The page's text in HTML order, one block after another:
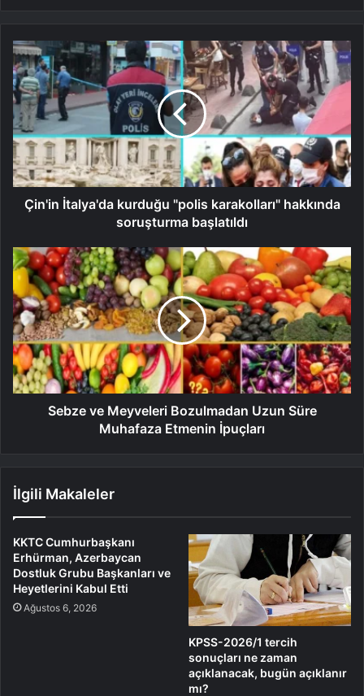
Çin'in İtalya'da kurduğu "polis karakolları" hakkında
soruşturma başlatıldı
Sebze ve Meyveleri Bozulmadan Uzun Süre
Muhafaza Etmenin İpuçları
İlgili Makaleler
KKTC Cumhurbaşkanı
Erhürman, Azerbaycan
Dostluk Grubu Başkanları ve
Heyetlerini Kabul Etti
Ağustos 6, 2026
KPSS-2026/1 tercih
sonuçları ne zaman
açıklanacak, bugün açıklanır
mı?